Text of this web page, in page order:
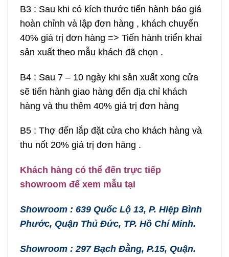
B3 : Sau khi có kích thước tiến hành báo giá
hoàn chỉnh và lập đơn hàng , khách chuyển
40% giá trị đơn hàng => Tiến hành triển khai
sản xuất theo mẫu khách đã chọn .
B4 : Sau 7 – 10 ngày khi sản xuất xong cửa
sẽ tiến hành giao hàng đến địa chỉ khách
hàng và thu thêm 40% giá trị đơn hàng
B5 : Thợ đến lắp đặt cửa cho khách hàng và
thu nốt 20% giá trị đơn hàng .
Khách hàng có thể đến trực tiếp
showroom để xem mẫu tại
Showroom : 639 Quốc Lộ 13, P. Hiệp Bình
Phước, Quận Thủ Đức, TP. Hồ Chí Minh.
Showroom : 297 Bạch Đằng, P.15, Quận.